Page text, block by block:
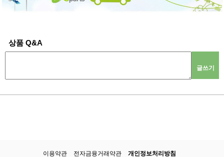
상품 Q&A
글쓰기
이용약관 전자금융거래약관 개인정보처리방침